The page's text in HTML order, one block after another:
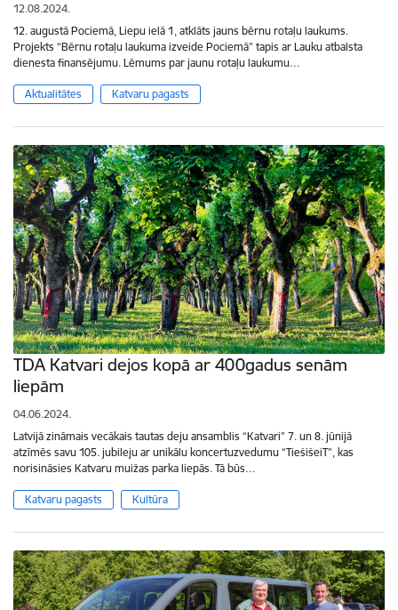
12.08.2024.
12. augustā Pociemā, Liepu ielā 1, atklāts jauns bērnu rotaļu laukums.
Projekts “Bērnu rotaļu laukuma izveide Pociemā” tapis ar Lauku atbalsta
dienesta finansējumu. Lēmums par jaunu rotaļu laukumu…
Aktualitātes Katvaru pagasts
TDA Katvari dejos kopā ar 400gadus senām
liepām
04.06.2024.
Latvijā zināmais vecākais tautas deju ansamblis “Katvari” 7. un 8. jūnijā
atzīmēs savu 105. jubileju ar unikālu koncertuzvedumu “TiešišeiT”, kas
norisināsies Katvaru muižas parka liepās. Tā būs…
Katvaru pagasts Kultūra